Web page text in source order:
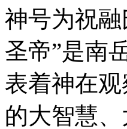
神号为祝
圣帝”是南
表着神在
的大智慧